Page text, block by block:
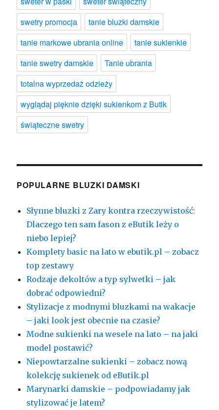
swetry promocja
tanie bluzki damskie
tanie markowe ubrania online
tanie sukienkie
tanie swetry damskie
Tanie ubrania
totalna wyprzedaż odzieży
wyglądaj pięknie dzięki sukienkom z Butik
świąteczne swetry
POPULARNE BLUZKI DAMSKI
Słynne bluzki z Zary kontra rzeczywistość:
Dlaczego ten sam fason z eButik leży o
niebo lepiej?
Komplety basic na lato w ebutik.pl – zobacz
top zestawy
Rodzaje dekoltów a typ sylwetki – jak
dobrać odpowiedni?
Stylizacje z modnymi bluzkami na wakacje
– jaki look jest obecnie na czasie?
Modne sukienki na wesele na lato – na jaki
model postawić?
Niepowtarzalne sukienki – zobacz nową
kolekcję sukienek od eButik.pl
Marynarki damskie – podpowiadamy jak
stylizować je latem?